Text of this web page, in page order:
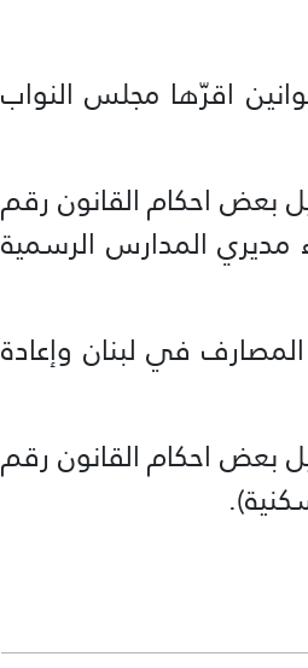
اقرّها مجلس النواب
والرامي الى تعديل بعض احكام القانون رقم
إعطاء مديري المدارس الرسمية
والمتعلق بإصلاح المصارف في لبنان وإعادة
والرامي الى تعديل بعض احكام القانون رقم